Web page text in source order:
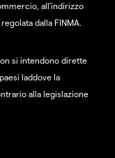
all'indirizzo
dalla FINMA.
si intendono dirette
laddove la
alla legislazione